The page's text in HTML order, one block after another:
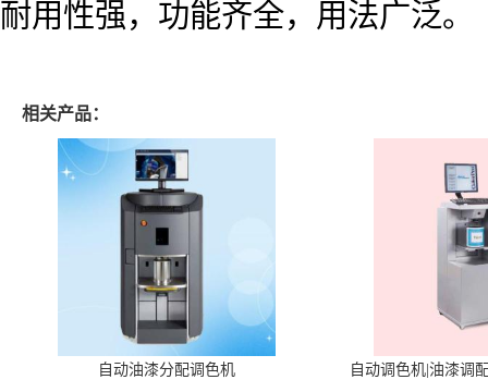
耐用性强，功能齐全，用法广泛。
相关产品：
自动油漆分配调色机 自动调色机|油漆调